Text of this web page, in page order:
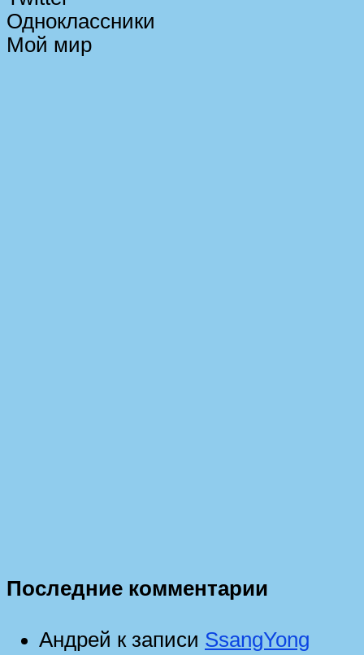
Одноклассники
Мой мир
Последние комментарии
Андрей к записи SsangYong